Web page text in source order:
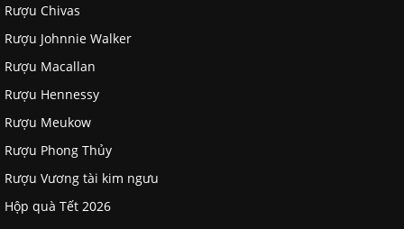
Rượu Chivas
Rượu Johnnie Walker
Rượu Macallan
Rượu Hennessy
Rượu Meukow
Rượu Phong Thủy
Rượu Vương tài kim ngưu
Hộp quà Tết 2026